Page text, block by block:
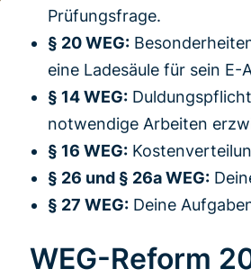
Prüfungsfrage.
§ 20 WEG:
eine Ladesäule für sein
§ 14 WEG:
notwendige Arbeiten
§ 16 WEG:
§ 26 und § 26a WEG:
§ 27 WEG: Deine
WEG-Reform